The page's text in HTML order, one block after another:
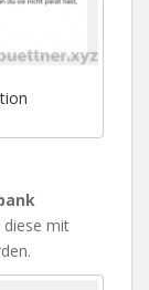
diese mit